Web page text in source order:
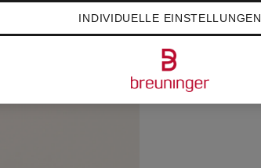
INDIVIDUELLE EINSTELLUNGEN